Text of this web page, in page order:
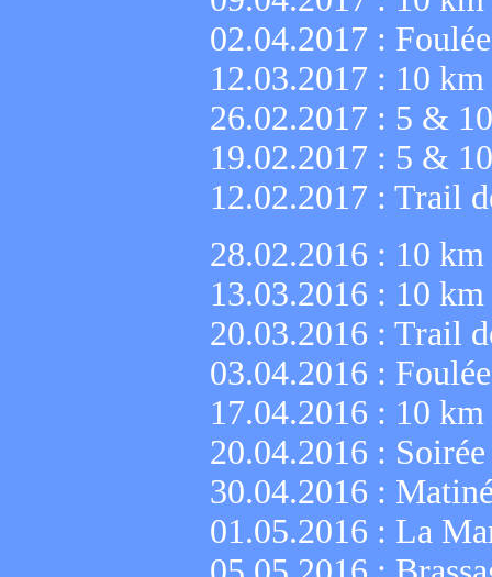
02.04.2017 :
12.03.2017 : 10
26.02.2017 : 5 &
19.02.2017 : 5 &
12.02.2017 : Trail
28.02.2016 : 10 km
13.03.2016 : 10 km
20.03.2016 : Trail
03.04.2016 :
17.04.2016 : 10
20.04.2016 :
30.04.2016 :
01.05.2016 : La